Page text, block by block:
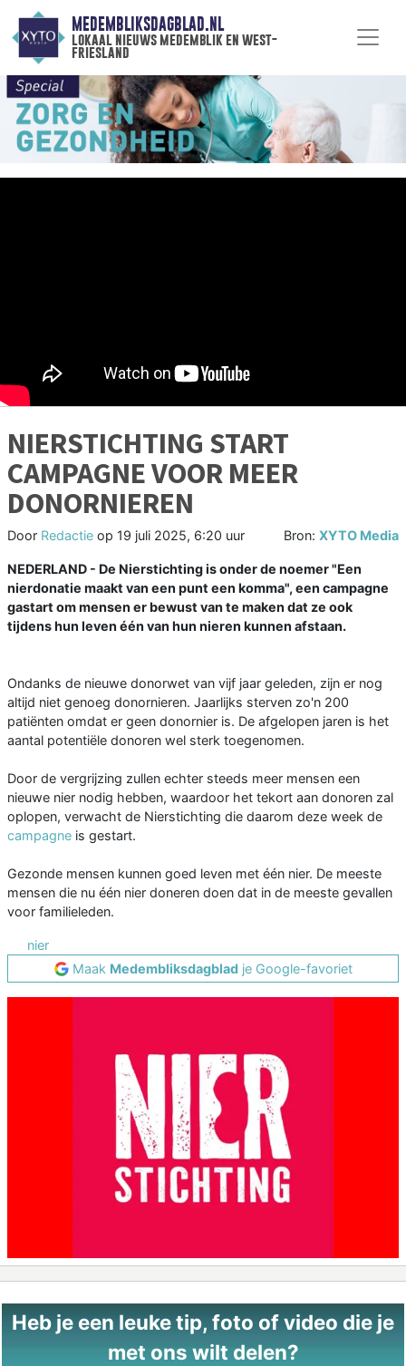
MEDEMBLIKSDAGBLAD.NL
lokaal nieuws medemblik en west-
friesland
NIERSTICHTING START
CAMPAGNE VOOR MEER
DONORNIEREN
Door Redactie op 19 juli 2025, 6:20 uur Bron: XYTO Media
NEDERLAND - De Nierstichting is onder de noemer "Een
nierdonatie maakt van een punt een komma", een campagne
gastart om mensen er bewust van te maken dat ze ook
tijdens hun leven één van hun nieren kunnen afstaan.
Ondanks de nieuwe donorwet van vijf jaar geleden, zijn er nog
altijd niet genoeg donornieren. Jaarlijks sterven zo'n 200
patiënten omdat er geen donornier is. De afgelopen jaren is het
aantal potentiële donoren wel sterk toegenomen.
Door de vergrijzing zullen echter steeds meer mensen een
nieuwe nier nodig hebben, waardoor het tekort aan donoren zal
oplopen, verwacht de Nierstichting die daarom deze week de
campagne is gestart.
Gezonde mensen kunnen goed leven met één nier. De meeste
mensen die nu één nier doneren doen dat in de meeste gevallen
voor familieleden.
nier
Maak Medembliksdagbladje Google-favoriet
Heb je een leuke tip, foto of video die je
met ons wilt delen?